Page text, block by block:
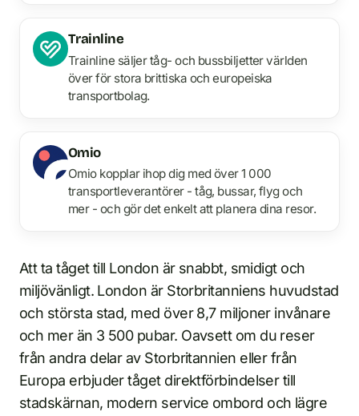
Trainline
Trainline säljer tåg- och bussbiljetter världen
över för stora brittiska och europeiska
transportbolag.
Omio
Omio kopplar ihop dig med över 1 000
transportleverantörer - tåg, bussar, flyg och
mer - och gör det enkelt att planera dina resor.
Att ta tåget till London är snabbt, smidigt och
miljövänligt. London är Storbritanniens huvudstad
och största stad, med över 8,7 miljoner invånare
och mer än 3 500 pubar. Oavsett om du reser
från andra delar av Storbritannien eller från
Europa erbjuder tåget direktförbindelser till
stadskärnan, modern service ombord och lägre